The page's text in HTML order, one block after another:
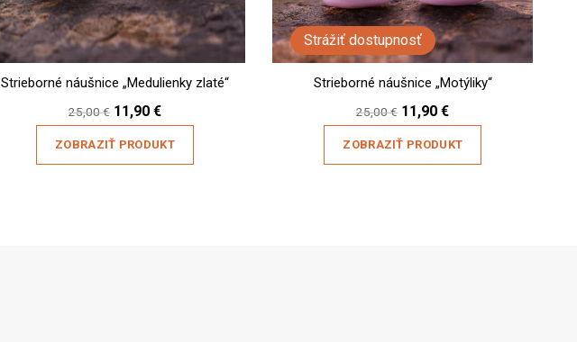
Strieborné náušnice „Medulienky zlaté“
25,00€ Original
price
was:
25,00 €.
11,90€Current
price
is:
11,90 €.
ZOBRAZIŤ PRODUKT
Strážiť dostupnosť
Strieborné náušnice „Motýliky“
25,00€ Original
price
was:
25,00 €.
11,90€Current
price
is:
11,90 €.
ZOBRAZIŤ PRODUKT